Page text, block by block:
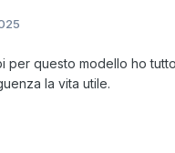
per questo modello ho
la vita utile.